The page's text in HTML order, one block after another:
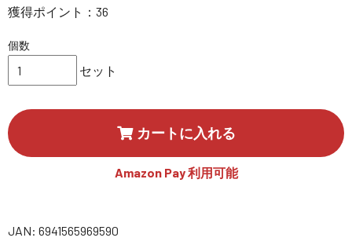
サポート・Q&A / 法人・学生のお客様
SEKIDO
獲得ポイント：36
個数
セット
カートに入れる
Amazon Pay 利用可能
JAN: 6941565969590